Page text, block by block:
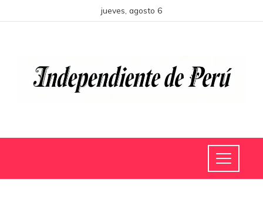
jueves, agosto 6